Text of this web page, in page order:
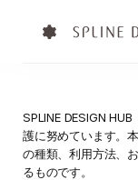
SPLINE DESIGN
護に努めています。
の種類、利用方法、
るものです。